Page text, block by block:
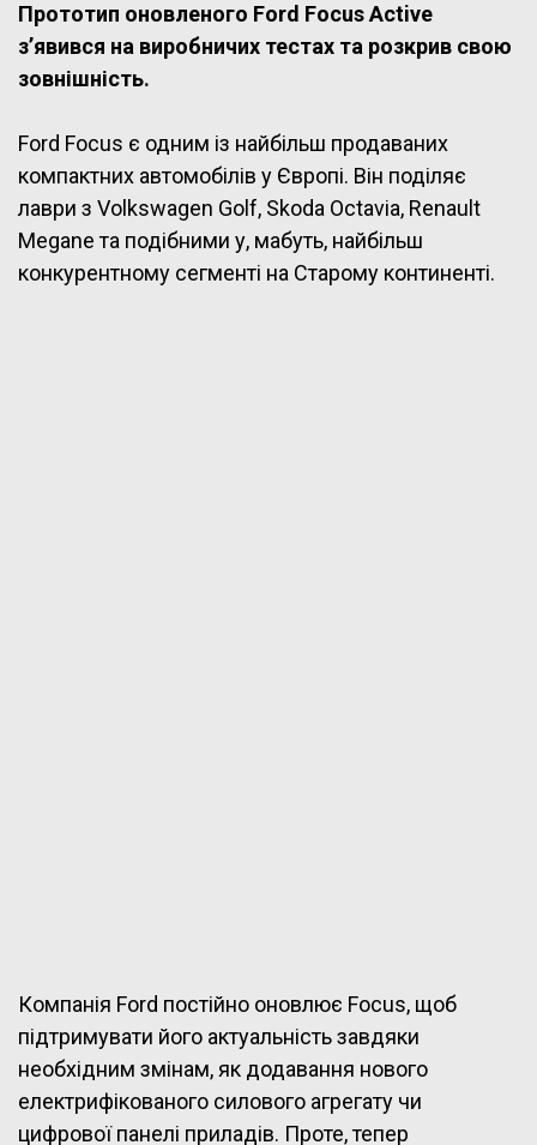
Прототип оновленого Ford Focus Active
з’явився на виробничих тестах та розкрив свою
зовнішність.
Ford Focus є одним із найбільш продаваних
компактних автомобілів у Європі. Він поділяє
лаври з Volkswagen Golf, Skoda Octavia, Renault
Megane та подібними у, мабуть, найбільш
конкурентному сегменті на Старому континенті.
Компанія Ford постійно оновлює Focus, щоб
підтримувати його актуальність завдяки
необхідним змінам, як додавання нового
електрифікованого силового агрегату чи
цифрової панелі приладів. Проте, тепер